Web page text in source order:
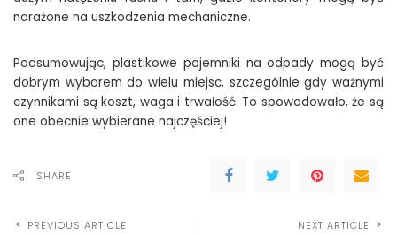
narażone na uszkodzenia mechaniczne.
Podsumowując, plastikowe pojemniki na odpady mogą być
dobrym wyborem do wielu miejsc, szczególnie gdy ważnymi
czynnikami są koszt, waga i trwałość. To spowodowało, że są
one obecnie wybierane najczęściej!
SHARE
PREVIOUS ARTICLE NEXT ARTICLE